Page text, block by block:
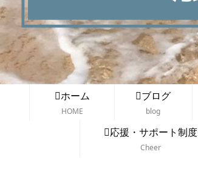
ホーム
HOME
ブログ
blog
応援・サポート制度
Cheer